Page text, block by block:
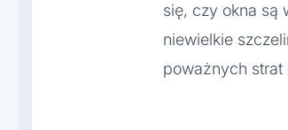
się, czy okna są
niewielkie
poważnych strat